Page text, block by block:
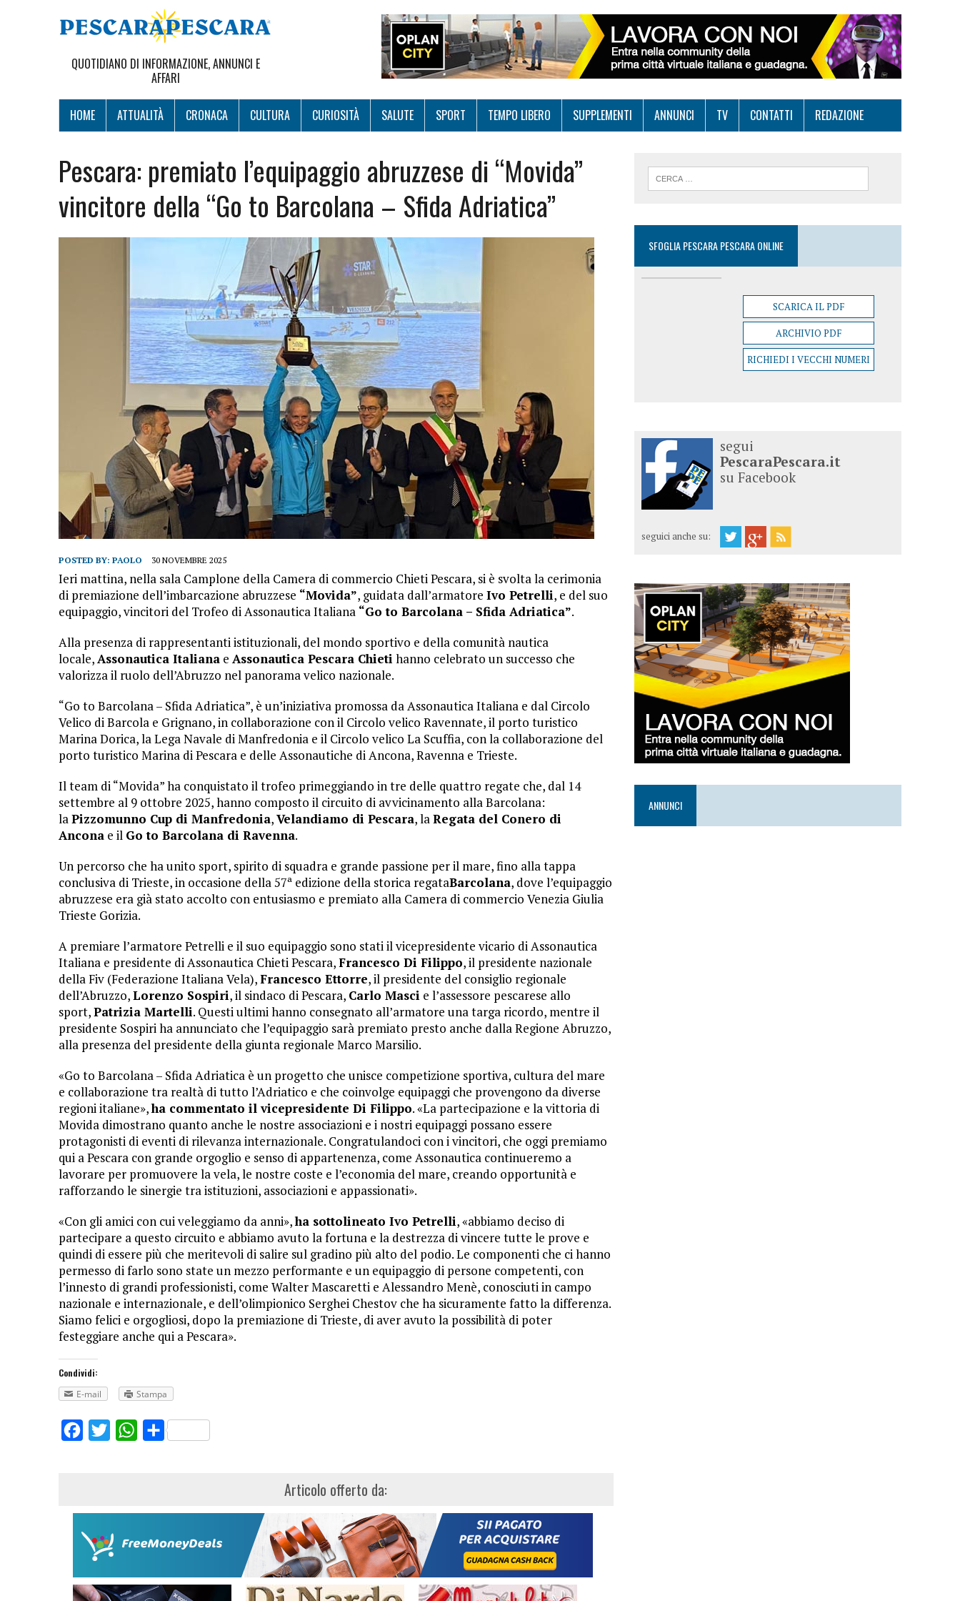
QUOTIDIANO DI INFORMAZIONE, ANNUNCI E
AFFARI
HOME ATTUALITÀ CRONACA CULTURA CURIOSITÀ SALUTE SPORT TEMPO LIBERO SUPPLEMENTI ANNUNCI TV CONTATTI REDAZIONE
Pescara: premiato l’equipaggio abruzzese di “Movida”
vincitore della “Go to Barcolana – Sfida Adriatica”
POSTED BY: PAOLO 30 NOVEMBRE 2025
Ieri mattina, nella sala Camplone della Camera di commercio Chieti Pescara, si è svolta la cerimonia
di premiazione dell’imbarcazione abruzzese “Movida”, guidata dall’armatore Ivo Petrelli, e del suo
equipaggio, vincitori del Trofeo di Assonautica Italiana “Go to Barcolana – Sfida Adriatica”.
Alla presenza di rappresentanti istituzionali, del mondo sportivo e della comunità nautica
locale,Assonautica Italiana e Assonautica Pescara Chieti hanno celebrato un successo che
valorizza il ruolo dell’Abruzzo nel panorama velico nazionale.
“Go to Barcolana – Sfida Adriatica”, è un’iniziativa promossa da Assonautica Italiana e dal Circolo
Velico di Barcola e Grignano, in collaborazione con il Circolo velico Ravennate, il porto turistico
Marina Dorica, la Lega Navale di Manfredonia e il Circolo velico La Scuffia, con la collaborazione del
porto turistico Marina di Pescara e delle Assonautiche di Ancona, Ravenna e Trieste.
Il team di “Movida” ha conquistato il trofeo primeggiando in tre delle quattro regate che, dal 14
settembre al 9 ottobre 2025, hanno composto il circuito di avvicinamento alla Barcolana:
laPizzomunno Cup di Manfredonia,Velandiamo di Pescara, laRegata del Conero di
Ancona e il Go to Barcolana di Ravenna.
Un percorso che ha unito sport, spirito di squadra e grande passione per il mare, fino alla tappa
conclusiva di Trieste, in occasione della 57ª edizione della storica regataBarcolana, dove l’equipaggio
abruzzese era già stato accolto con entusiasmo e premiato alla Camera di commercio Venezia Giulia
Trieste Gorizia.
A premiare l’armatore Petrelli e il suo equipaggio sono stati il vicepresidente vicario di Assonautica
Italiana e presidente di Assonautica Chieti Pescara,Francesco Di Filippo, il presidente nazionale
della Fiv (Federazione Italiana Vela),Francesco Ettorre, il presidente del consiglio regionale
dell’Abruzzo,Lorenzo Sospiri, il sindaco di Pescara, Carlo Masci e l’assessore pescarese allo
sport,Patrizia Martelli. Questi ultimi hanno consegnato all’armatore una targa ricordo, mentre il
presidente Sospiri ha annunciato che l’equipaggio sarà premiato presto anche dalla Regione Abruzzo,
alla presenza del presidente della giunta regionale Marco Marsilio.
«Go to Barcolana – Sfida Adriatica è un progetto che unisce competizione sportiva, cultura del mare
e collaborazione tra realtà di tutto l’Adriatico e che coinvolge equipaggi che provengono da diverse
regioni italiane»,ha commentato il vicepresidente Di Filippo. «La partecipazione e la vittoria di
Movida dimostrano quanto anche le nostre associazioni e i nostri equipaggi possano essere
protagonisti di eventi di rilevanza internazionale. Congratulandoci con i vincitori, che oggi premiamo
qui a Pescara con grande orgoglio e senso di appartenenza, come Assonautica continueremo a
lavorare per promuovere la vela, le nostre coste e l’economia del mare, creando opportunità e
rafforzando le sinergie tra istituzioni, associazioni e appassionati».
«Con gli amici con cui veleggiamo da anni»,ha sottolineato Ivo Petrelli, «abbiamo deciso di
partecipare a questo circuito e abbiamo avuto la fortuna e la destrezza di vincere tutte le prove e
quindi di essere più che meritevoli di salire sul gradino più alto del podio. Le componenti che ci hanno
permesso di farlo sono state un mezzo performante e un equipaggio di persone competenti, con
l’innesto di grandi professionisti, come Walter Mascaretti e Alessandro Menè, conosciuti in campo
nazionale e internazionale, e dell’olimpionico Serghei Chestov che ha sicuramente fatto la differenza.
Siamo felici e orgogliosi, dopo la premiazione di Trieste, di aver avuto la possibilità di poter
festeggiare anche qui a Pescara».
Condividi:
E-mail
Stampa
FacebookTwitterWhatsApp
Share
Articolo offerto da:
SFOGLIA PESCARA PESCARA ONLINE
SCARICA IL PDF
ARCHIVIO PDF
RICHIEDI I VECCHI NUMERI
segui
PescaraPescara.it
su Facebook
seguici anche su:
ANNUNCI